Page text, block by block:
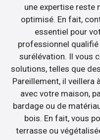
une expertise reste
optimisé. En fait,
essentiel pour
professionnel
surélévation. Il vous
solutions, telles que
Pareillement, il veillera
avec votre maison,
bardage ou de
bois. En fait, vous
terrasse ou